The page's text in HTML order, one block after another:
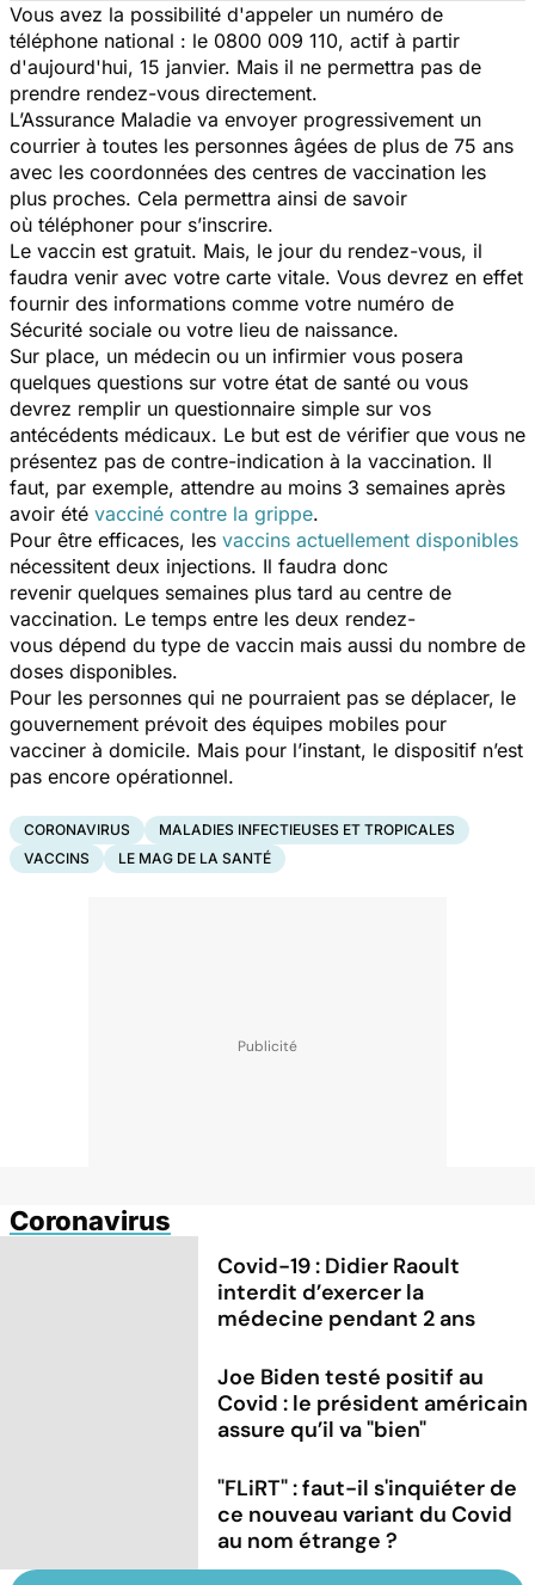
Vous avez la possibilité d'appeler un numéro de
téléphone national : le 0800 009 110, actif à partir
d'aujourd'hui, 15 janvier. Mais il ne permettra pas de
prendre rendez-vous directement.
L’Assurance Maladie va envoyer progressivement un
courrier à toutes les personnes âgées de plus de 75 ans
avec les coordonnées des centres de vaccination les
plus proches. Cela permettra ainsi de savoir
où téléphoner pour s’inscrire.
Le vaccin est gratuit. Mais, le jour du rendez-vous, il
faudra venir avec votre carte vitale. Vous devrez en effet
fournir des informations comme votre numéro de
Sécurité sociale ou votre lieu de naissance.
Sur place, un médecin ou un infirmier vous posera
quelques questions sur votre état de santé ou vous
devrez remplir un questionnaire simple sur vos
antécédents médicaux. Le but est de vérifier que vous ne
présentez pas de contre-indication à la vaccination. Il
faut, par exemple, attendre au moins 3 semaines après
avoir été vacciné contre la grippe.
Pour être efficaces, les vaccins actuellement disponibles
nécessitent deux injections. Il faudra donc
revenir quelques semaines plus tard au centre de
vaccination. Le temps entre les deux rendez-
vous dépend du type de vaccin mais aussi du nombre de
doses disponibles.
Pour les personnes qui ne pourraient pas se déplacer, le
gouvernement prévoit des équipes mobiles pour
vacciner à domicile. Mais pour l’instant, le dispositif n’est
pas encore opérationnel.
CORONAVIRUS
MALADIES INFECTIEUSES ET TROPICALES
VACCINS
LE MAG DE LA SANTÉ
Coronavirus
Covid-19 : Didier Raoult
interdit d’exercer la
médecine pendant 2 ans
Joe Biden testé positif au
Covid : le président américain
assure qu’il va "bien"
"FLiRT" : faut-il s'inquiéter de
ce nouveau variant du Covid
au nom étrange ?